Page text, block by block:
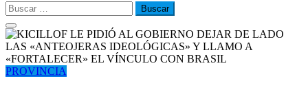
Buscar:
PROVINCIA